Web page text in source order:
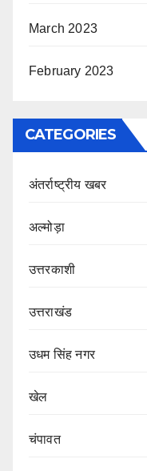
March 2023
February 2023
CATEGORIES
अंतर्राष्ट्रीय खबर
अल्मोड़ा
उत्तरकाशी
उत्तराखंड
उधम सिंह नगर
खेल
चंपावत